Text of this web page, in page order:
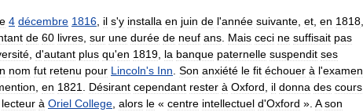
4 décembre 1816 il s'y installa en juin de l'année suivante et en 1818
de 60 livres sur une durée de neuf ans Mais ceci ne suffisait pas
d'autant plus qu'en 1819 la banque paternelle suspendit ses
nom fut retenu pour Lincoln's Inn Son anxiété le fit échouer à l'examen
en 1821 Désirant cependant rester à Oxford il donna des cours
lecteur à Oriel College alors le « centre intellectuel d'Oxford ». A son